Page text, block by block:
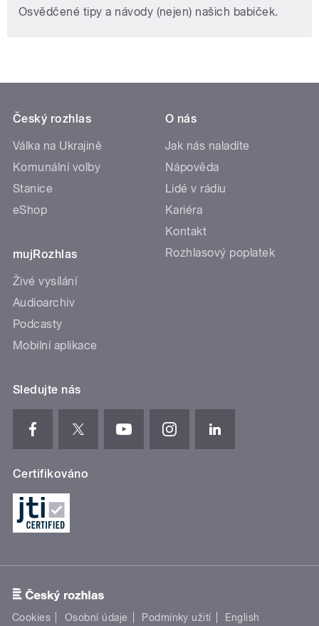
Osvědčené tipy a návody (nejen) našich babiček.
Český rozhlas
Válka na Ukrajině
Komunální volby
Stanice
eShop
mujRozhlas
Živé vysílání
Audioarchiv
Podcasty
Mobilní aplikace
O nás
Jak nás naladíte
Nápověda
Lidé v rádiu
Kariéra
Kontakt
Rozhlasový poplatek
Sledujte nás
Certifikováno
Cookies Osobní údaje Podmínky užití English